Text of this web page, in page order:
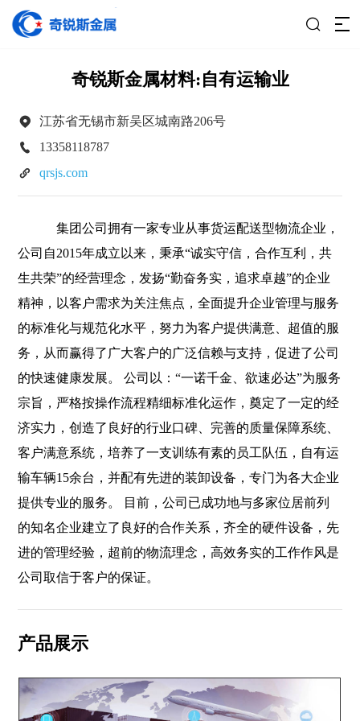

奇锐斯金属材料:自有运输业
 江苏省无锡市新吴区城南路206号
 13358118787
 qrsjs.com
集团公司拥有一家专业从事货运配送型物流企业，
公司自2015年成立以来，秉承“诚实守信，合作互利，共
生共荣”的经营理念，发扬“勤奋务实，追求卓越”的企业
精神，以客户需求为关注焦点，全面提升企业管理与服务
的标准化与规范化水平，努力为客户提供满意、超值的服
务，从而赢得了广大客户的广泛信赖与支持，促进了公司
的快速健康发展。 公司以：“一诺千金、欲速必达”为服务
宗旨，严格按操作流程精细标准化运作，奠定了一定的经
济实力，创造了良好的行业口碑、完善的质量保障系统、
客户满意系统，培养了一支训练有素的员工队伍，自有运
输车辆15余台，并配有先进的装卸设备，专门为各大企业
提供专业的服务。 目前，公司已成功地与多家位居前列
的知名企业建立了良好的合作关系，齐全的硬件设备，先
进的管理经验，超前的物流理念，高效务实的工作作风是
公司取信于客户的保证。
产品展示